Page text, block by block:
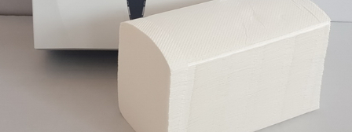
Filira proizvodi sa odgovarajućim dispanzerima